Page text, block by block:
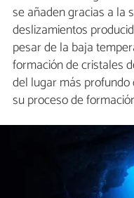
se añaden gracias a la
deslizamientos
pesar de la baja
formación de cristales
del lugar más
su proceso de